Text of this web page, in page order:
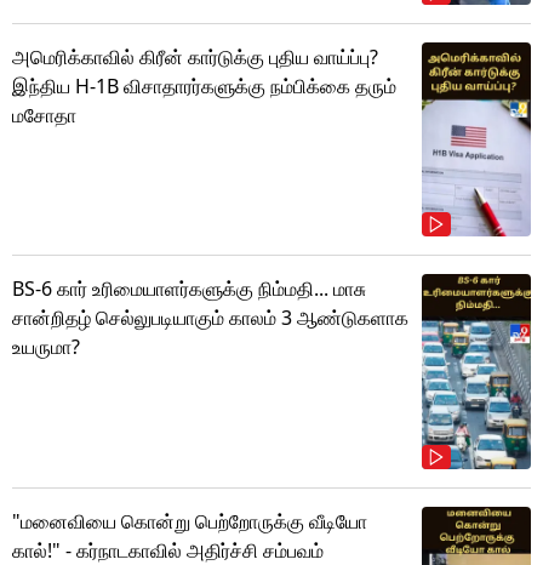
அமெரிக்காவில் கிரீன் கார்டுக்கு புதிய வாய்ப்பு?
இந்திய H-1B விசாதாரர்களுக்கு நம்பிக்கை தரும்
மசோதா
BS-6 கார் உரிமையாளர்களுக்கு நிம்மதி... மாசு
சான்றிதழ் செல்லுபடியாகும் காலம் 3 ஆண்டுகளாக
உயருமா?
"மனைவியை கொன்று பெற்றோருக்கு வீடியோ
கால்!" - கர்நாடகாவில் அதிர்ச்சி சம்பவம்